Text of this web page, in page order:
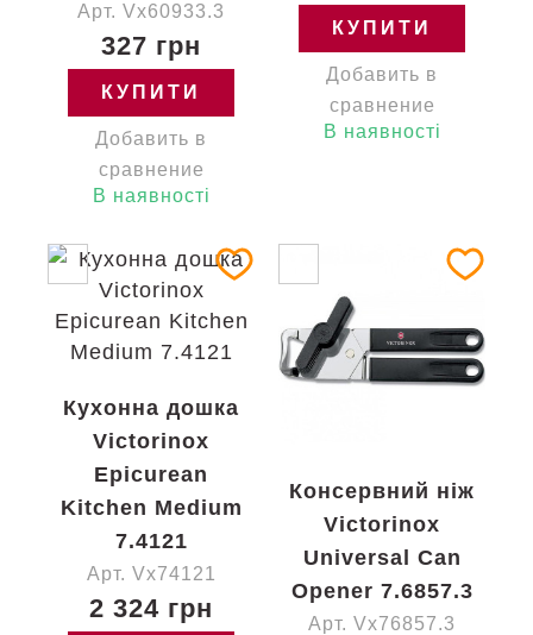
Арт. Vx60933.3
327 грн
КУПИТИ
Добавить в
сравнение
В наявності
КУПИТИ
Добавить в
сравнение
В наявності
Кухонна дошка
Victorinox
Epicurean
Kitchen Medium
7.4121
Арт. Vx74121
2 324 грн
Консервний ніж
Victorinox
Universal Can
Opener 7.6857.3
Арт. Vx76857.3